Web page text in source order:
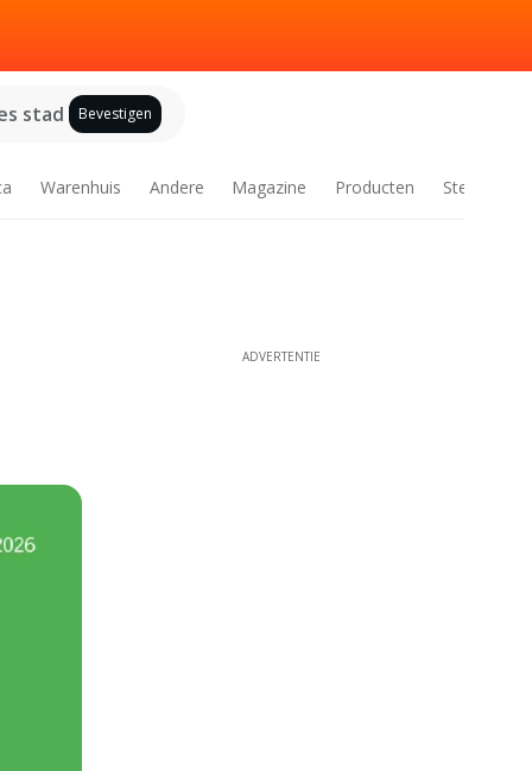
stad Bevestigen
Warenhuis Andere Magazine Producten Steden
ADVERTENTIE